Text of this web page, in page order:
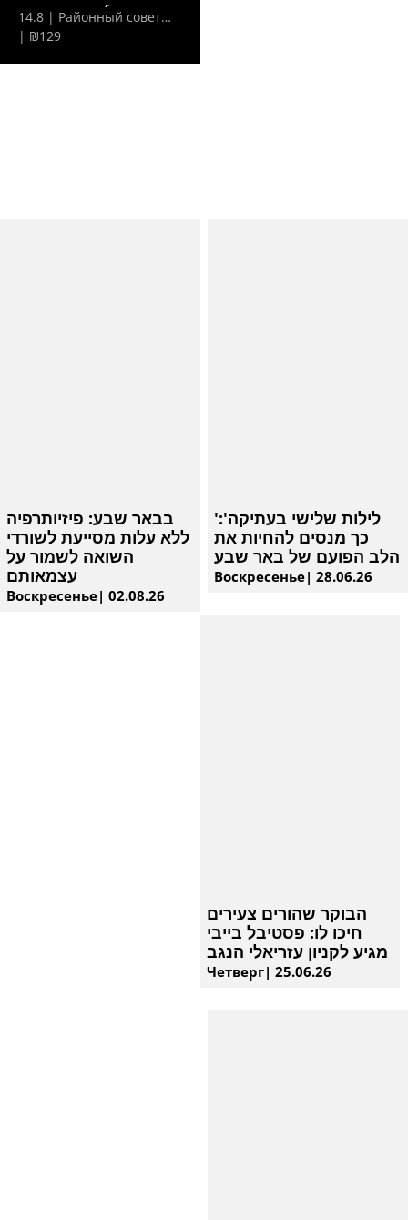
комедия о любви,...
14.8 | Районный совет…
| ₪129
בבאר שבע: פיזיותרפיה
ללא עלות מסייעת לשורדי
השואה לשמור על
עצמאותם
Воскресенье| 02.08.26
'לילות שלישי בעתיקה':
כך מנסים להחיות את
הלב הפועם של באר שבע
Воскресенье| 28.06.26
הבוקר שהורים צעירים
חיכו לו: פסטיבל בייבי
מגיע לקניון עזריאלי הנגב
Четверг| 25.06.26